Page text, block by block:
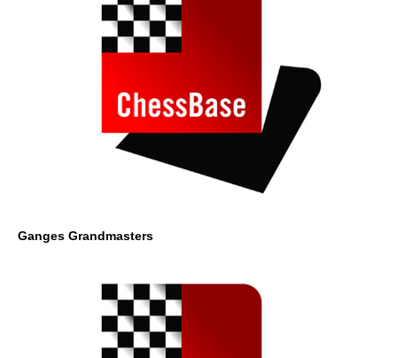
Ganges Grandmasters